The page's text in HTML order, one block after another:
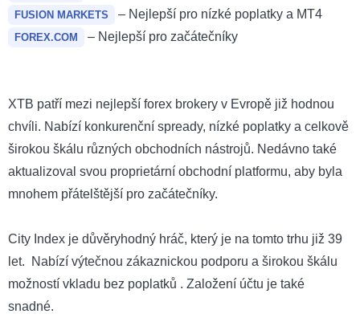
FUSION MARKETS – Nejlepší pro nízké poplatky a MT4
FOREX.COM – Nejlepší pro začátečníky
XTB patří mezi nejlepší forex brokery v Evropě již hodnou
chvíli. Nabízí konkurenční spready, nízké poplatky a celkově
širokou škálu různých obchodních nástrojů. Nedávno také
aktualizoval svou proprietární obchodní platformu, aby byla
mnohem přátelštější pro začátečníky.
City Index je důvěryhodný hráč, který je na tomto trhu již 39
let. Nabízí výtečnou zákaznickou podporu a širokou škálu
možností vkladu bez poplatků . Založení účtu je také
snadné.